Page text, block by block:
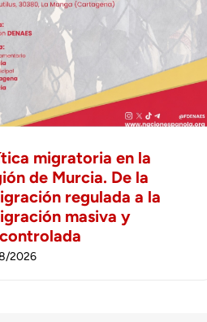
migratoria en la
de Murcia. De la
regulada a la
masiva y
2026